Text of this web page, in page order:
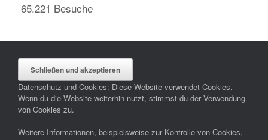
65.221 Besuche
Datenschutz und Cookies: Diese Website verwendet Cookies.
Wenn du die Website weiterhin nutzt, stimmst du der Verwendung
von Cookies zu.
Weitere Informationen, beispielsweise zur Kontrolle von Cookies,